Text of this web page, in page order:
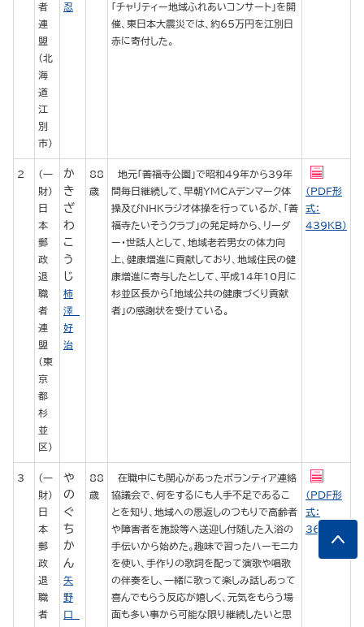
者
連
盟
（北
海
道
江
別
市）
忍
「チャリティー地域ふれあいコンサート」を開
催、東日本大震災では、約65万円を江別日
赤に寄付した。
2
（一
財）
日
本
郵
政
退
職
者
連
盟
（東
京
都
杉
並
区）
か
き
ざ
わ
こ
う
じ
柿
澤
好
治
88
歳
地元「善福寺公園」で昭和49年から39年
間毎日継続して、早朝YMCAデンマーク体
操及びNHKラジオ体操を行っているが、「善
福寺たいそうクラブ」の発足時から、リーダ
ー・世話人として、地域老若男女の体力向
上、健康増進に貢献しており、地域住民の健
康増進に寄与したとして、平成14年10月に
杉並区長から「地域公共の健康づくり貢献
者」の感謝状を受けている。
（PDF形
式：
439KB）
3
（一
財）
日
本
郵
政
退
職
者
や
の
ぐ
ち
か
ん
矢
野
口
88
歳
在職中にも関心があったボランティア連絡
協議会で、何をするにも人手不足であるこ
とを知り、地域への恩返しのつもりで高齢者
や障害者を施設等へ送迎し付随した入浴の
手伝いから始めた。趣味で習ったハーモニカ
を使い、手作りの歌詞を配って演歌や唱歌
の伴奏をし、一緒に歌って楽しみ話しあって
喜んでもらう反応が嬉しく、元気をもらう場
面も多い事から可能な限り継続したいと思
（PDF形
式：
362KB）